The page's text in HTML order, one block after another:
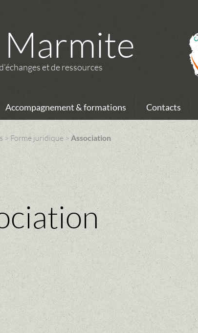
Marmite
et de ressources
Accompagnement & formations Contacts
> Forme juridique >Association